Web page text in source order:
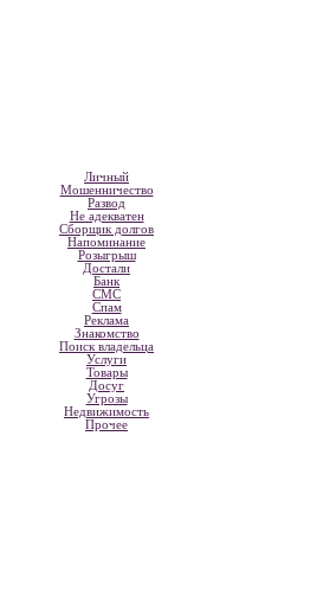
Личный
Мошенничество
Развод
Не адекватен
Сборщик долгов
Напоминание
Розыгрыш
Достали
Банк
СМС
Спам
Реклама
Знакомство
Поиск владельца
Услуги
Товары
Досуг
Угрозы
Недвижимость
Прочее